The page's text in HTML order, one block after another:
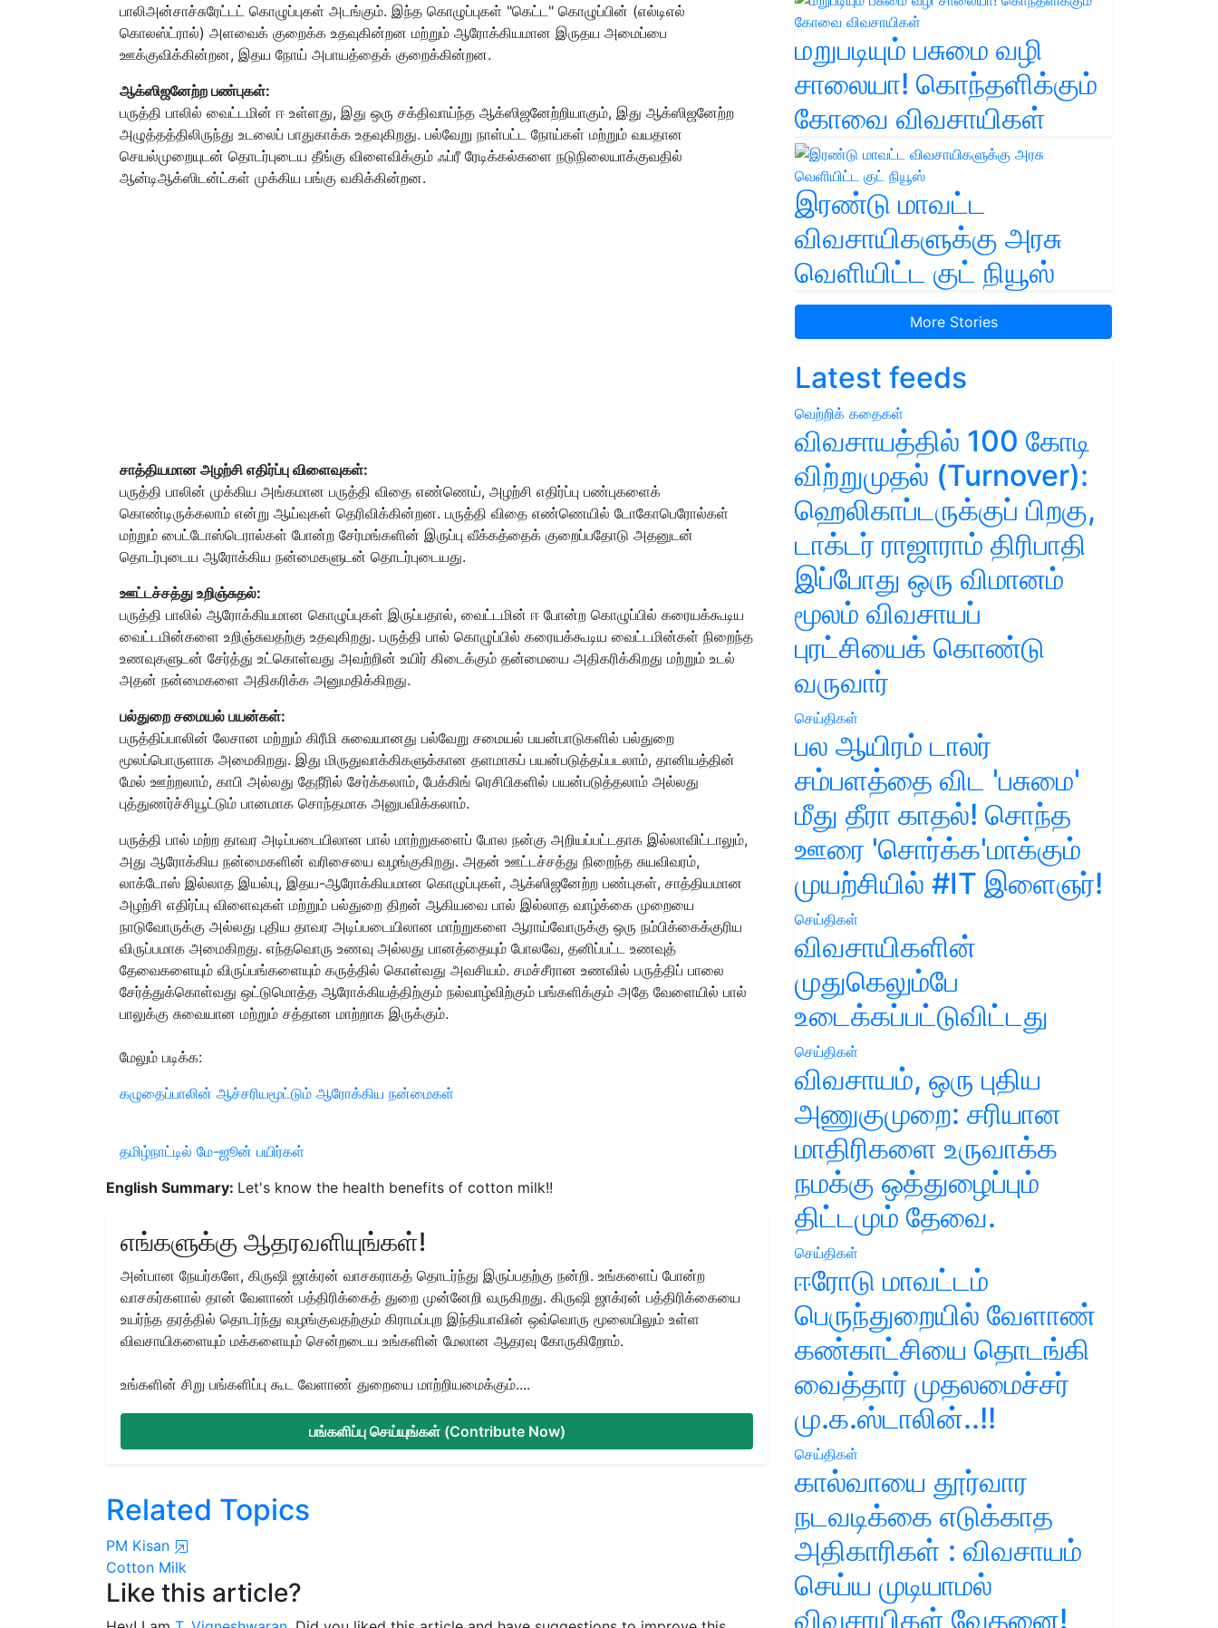
பாலிஅன்சாச்சுரேட்டட் கொழுப்புகள் அடங்கும். இந்த கொழுப்புகள் "கெட்ட" கொழுப்பின் (எல்டிஎல்
கொலஸ்ட்ரால்) அளவைக் குறைக்க உதவுகின்றன மற்றும் ஆரோக்கியமான இருதய அமைப்பை
ஊக்குவிக்கின்றன, இதய நோய் அபாயத்தைக் குறைக்கின்றன.
ஆக்ஸிஜனேற்ற பண்புகள்:
பருத்தி பாலில் வைட்டமின் ஈ உள்ளது, இது ஒரு சக்திவாய்ந்த ஆக்ஸிஜனேற்றியாகும், இது ஆக்ஸிஜனேற்ற
அழுத்தத்திலிருந்து உடலைப் பாதுகாக்க உதவுகிறது. பல்வேறு நாள்பட்ட நோய்கள் மற்றும் வயதான
செயல்முறையுடன் தொடர்புடைய தீங்கு விளைவிக்கும் ஃப்ரீ ரேடிக்கல்களை நடுநிலையாக்குவதில்
ஆன்டிஆக்ஸிடன்ட்கள் முக்கிய பங்கு வகிக்கின்றன.
சாத்தியமான அழற்சி எதிர்ப்பு விளைவுகள்:
பருத்தி பாலின் முக்கிய அங்கமான பருத்தி விதை எண்ணெய், அழற்சி எதிர்ப்பு பண்புகளைக்
கொண்டிருக்கலாம் என்று ஆய்வுகள் தெரிவிக்கின்றன. பருத்தி விதை எண்ணெயில் டோகோபெரோல்கள்
மற்றும் பைட்டோஸ்டெரால்கள் போன்ற சேர்மங்களின் இருப்பு வீக்கத்தைக் குறைப்பதோடு அதனுடன்
தொடர்புடைய ஆரோக்கிய நன்மைகளுடன் தொடர்புடையது.
ஊட்டச்சத்து உறிஞ்சுதல்:
பருத்தி பாலில் ஆரோக்கியமான கொழுப்புகள் இருப்பதால், வைட்டமின் ஈ போன்ற கொழுப்பில் கரையக்கூடிய
வைட்டமின்களை உறிஞ்சுவதற்கு உதவுகிறது. பருத்தி பால் கொழுப்பில் கரையக்கூடிய வைட்டமின்கள் நிறைந்த
உணவுகளுடன் சேர்த்து உட்கொள்வது அவற்றின் உயிர் கிடைக்கும் தன்மையை அதிகரிக்கிறது மற்றும் உடல்
அதன் நன்மைகளை அதிகரிக்க அனுமதிக்கிறது.
பல்துறை சமையல் பயன்கள்:
பருத்திப்பாலின் லேசான மற்றும் கிரீமி சுவையானது பல்வேறு சமையல் பயன்பாடுகளில் பல்துறை
மூலப்பொருளாக அமைகிறது. இது மிருதுவாக்கிகளுக்கான தளமாகப் பயன்படுத்தப்படலாம், தானியத்தின்
மேல் ஊற்றலாம், காபி அல்லது தேநீரில் சேர்க்கலாம், பேக்கிங் ரெசிபிகளில் பயன்படுத்தலாம் அல்லது
புத்துணர்ச்சியூட்டும் பானமாக சொந்தமாக அனுபவிக்கலாம்.
பருத்தி பால் மற்ற தாவர அடிப்படையிலான பால் மாற்றுகளைப் போல நன்கு அறியப்பட்டதாக இல்லாவிட்டாலும்,
அது ஆரோக்கிய நன்மைகளின் வரிசையை வழங்குகிறது. அதன் ஊட்டச்சத்து நிறைந்த சுயவிவரம்,
லாக்டோஸ் இல்லாத இயல்பு, இதய-ஆரோக்கியமான கொழுப்புகள், ஆக்ஸிஜனேற்ற பண்புகள், சாத்தியமான
அழற்சி எதிர்ப்பு விளைவுகள் மற்றும் பல்துறை திறன் ஆகியவை பால் இல்லாத வாழ்க்கை முறையை
நாடுவோருக்கு அல்லது புதிய தாவர அடிப்படையிலான மாற்றுகளை ஆராய்வோருக்கு ஒரு நம்பிக்கைக்குரிய
விருப்பமாக அமைகிறது. எந்தவொரு உணவு அல்லது பானத்தையும் போலவே, தனிப்பட்ட உணவுத்
தேவைகளையும் விருப்பங்களையும் கருத்தில் கொள்வது அவசியம். சமச்சீரான உணவில் பருத்திப் பாலை
சேர்த்துக்கொள்வது ஒட்டுமொத்த ஆரோக்கியத்திற்கும் நல்வாழ்விற்கும் பங்களிக்கும் அதே வேளையில் பால்
பாலுக்கு சுவையான மற்றும் சத்தான மாற்றாக இருக்கும்.
மேலும் படிக்க:
கழுதைப்பாலின் ஆச்சரியமூட்டும் ஆரோக்கிய நன்மைகள்
தமிழ்நாட்டில் மே-ஜூன் பயிர்கள்
English Summary: Let's know the health benefits of cotton milk!!
எங்களுக்கு ஆதரவளியுங்கள்!
அன்பான நேயர்களே, கிருஷி ஜாக்ரன் வாசகராகத் தொடர்ந்து இருப்பதற்கு நன்றி. உங்களைப் போன்ற
வாசகர்களால் தான் வேளாண் பத்திரிக்கைத் துறை முன்னேறி வருகிறது. கிருஷி ஜாக்ரன் பத்திரிக்கையை
உயர்ந்த தரத்தில் தொடர்ந்து வழங்குவதற்கும் கிராமப்புற இந்தியாவின் ஒவ்வொரு மூலையிலும் உள்ள
விவசாயிகளையும் மக்களையும் சென்றடைய உங்களின் மேலான ஆதரவு கோருகிறோம்.
உங்களின் சிறு பங்களிப்பு கூட வேளாண் துறையை மாற்றியமைக்கும்....
பங்களிப்பு செய்யுங்கள் (Contribute Now)
Related Topics
PM Kisan
Cotton Milk
Like this article?
மறுபடியும் பசுமை வழி
சாலையா! கொந்தளிக்கும்
கோவை விவசாயிகள்
இரண்டு மாவட்ட
விவசாயிகளுக்கு அரசு
வெளியிட்ட குட் நியூஸ்
More Stories
Latest feeds
வெற்றிக் கதைகள்
விவசாயத்தில் 100 கோடி
விற்றுமுதல் (Turnover):
ஹெலிகாப்டருக்குப் பிறகு,
டாக்டர் ராஜாராம் திரிபாதி
இப்போது ஒரு விமானம்
மூலம் விவசாயப்
புரட்சியைக் கொண்டு
வருவார்
செய்திகள்
பல ஆயிரம் டாலர்
சம்பளத்தை விட 'பசுமை'
மீது தீரா காதல்! சொந்த
ஊரை 'சொர்க்க'மாக்கும்
முயற்சியில் #IT இளைஞர்!
செய்திகள்
விவசாயிகளின்
முதுகெலும்பே
உடைக்கப்பட்டுவிட்டது
செய்திகள்
விவசாயம், ஒரு புதிய
அணுகுமுறை: சரியான
மாதிரிகளை உருவாக்க
நமக்கு ஒத்துழைப்பும்
திட்டமும் தேவை.
செய்திகள்
ஈரோடு மாவட்டம்
பெருந்துறையில் வேளாண்
கண்காட்சியை தொடங்கி
வைத்தார் முதலமைச்சர்
மு.க.ஸ்டாலின்..!!
செய்திகள்
கால்வாயை தூர்வார
நடவடிக்கை எடுக்காத
அதிகாரிகள் : விவசாயம்
செய்ய முடியாமல்
விவசாயிகள் வேதனை!